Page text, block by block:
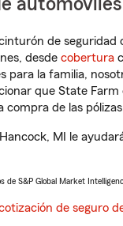
automóviles
de seguridad
desde cobertura
para la familia,
que State
compra de las
MI le
de S&P Global Market
de seguro